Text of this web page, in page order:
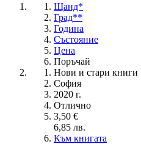
Щанд*
Град**
Година
Състояние
Цена
Поръчай
Нови и стари книги
София
2020 г.
Отлично
3,50 €
6,85 лв.
Към книгата